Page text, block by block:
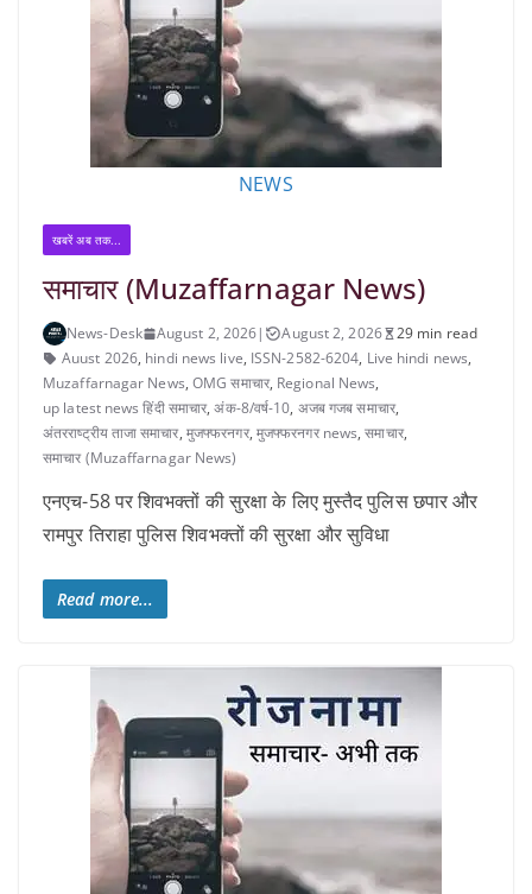
NEWS
खबरें अब तक...
समाचार (Muzaffarnagar News)
News-Desk August 2, 2026| August 2, 2026
29 min read
Auust 2026, hindi news live, ISSN-2582-6204, Live hindi news,
Muzaffarnagar News,OMG समाचार, Regional News,
up latest news हिंदी समाचार,अंक-8/वर्ष-10, अजब गजब समाचार,
अंतरराष्ट्रीय ताजा समाचार, मुजफ्फरनगर, मुजफ्फरनगर news,समाचार,
समाचार (Muzaffarnagar News)
एनएच-58 पर शिवभक्तों की सुरक्षा के लिए मुस्तैद पुलिस छपार और
रामपुर तिराहा पुलिस शिवभक्तों की सुरक्षा और सुविधा
Read more...